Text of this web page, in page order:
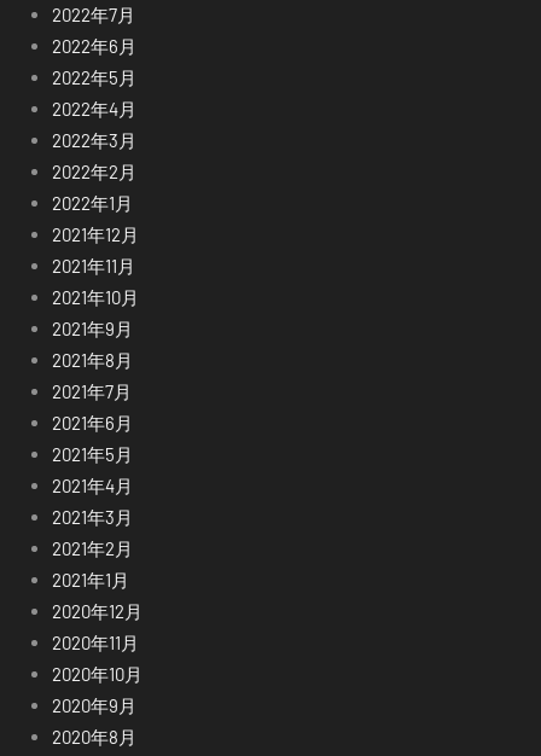
2022年7月
2022年6月
2022年5月
2022年4月
2022年3月
2022年2月
2022年1月
2021年12月
2021年11月
2021年10月
2021年9月
2021年8月
2021年7月
2021年6月
2021年5月
2021年4月
2021年3月
2021年2月
2021年1月
2020年12月
2020年11月
2020年10月
2020年9月
2020年8月